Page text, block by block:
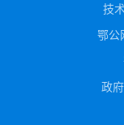
技
鄂公
政